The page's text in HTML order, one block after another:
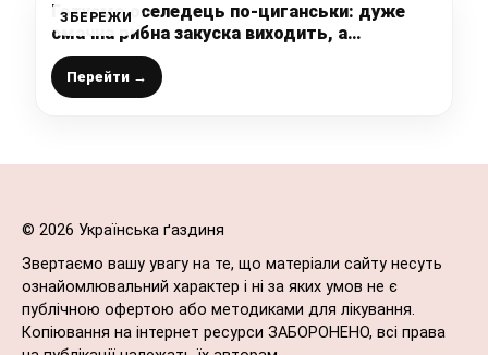
ЗБЕРЕЖИ
Готуємо оселедець по-циганськи: дуже
смачна рибна закуска виходить, а
готується все швидко, просто і легко –
зберігайте рецепт
Перейти →
© 2026 Українська ґаздиня
Звертаємо вашу увагу на те, що матеріали сайту несуть
ознайомлювальний характер і ні за яких умов не є
публічною офертою або методиками для лікування.
Копіювання на інтернет ресурси ЗАБОРОНЕНО, всі права